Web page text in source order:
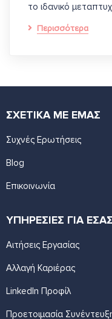
το ιδανικό
Περισσότερα
ΣΧΕΤΙΚΑ ΜΕ ΕΜΑΣ
Συχνές Ερωτήσεις
Blog
Επικοινωνία
ΥΠΗΡΕΣΙΕΣ ΓΙΑ ΕΣΑΣ
Αιτήσεις Εργασίας
Αλλαγή Καριέρας
LinkedIn Προφίλ
Προετοιμασία